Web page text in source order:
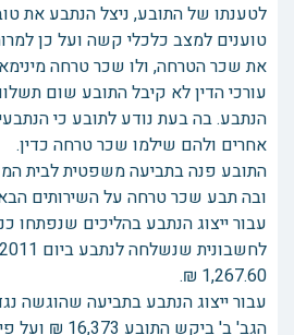
לטענתו של התובע, ניצל הנתבע את
טוענים למצב כלכלי קשה ועל כן
את שכר הטרחה, ולו שכר טרחה
עורכי הדין לא קיבל התובע שום
הנתבע. בה בעת נודע לתובע כי
אחרים ולהם שילמו שכר טרחה כדין.
התובע פנה בתביעה משפטית לבית
ובה תבע שכר טרחה על השירותים
עבור ייצוג הנתבע בהליכים שנפתחו
1,267.60 ₪.
עבור ייצוג הנתבע בתביעה שהוגשה
הגב' ב' ביקש